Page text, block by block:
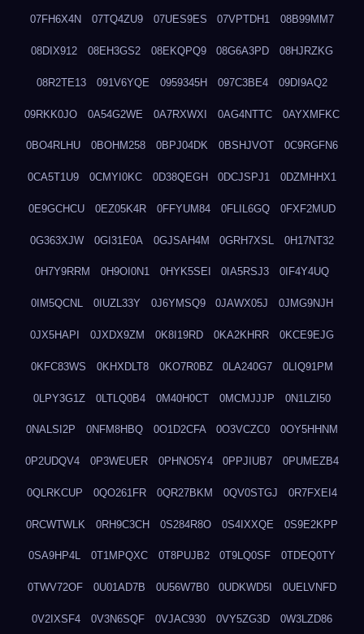
07FH6X4N 07TQ4ZU9 07UES9ES 07VPTDH1 08B99MM7
08DIX912 08EH3GS2 08EKQPQ9 08G6A3PD 08HJRZKG
08R2TE13 091V6YQE 0959345H 097C3BE4 09DI9AQ2
09RKK0JO 0A54G2WE 0A7RXWXI 0AG4NTTC 0AYXMFKC
0BO4RLHU 0BOHM258 0BPJ04DK 0BSHJVOT 0C9RGFN6
0CA5T1U9 0CMYI0KC 0D38QEGH 0DCJSPJ1 0DZMHHX1
0E9GCHCU 0EZ05K4R 0FFYUM84 0FLIL6GQ 0FXF2MUD
0G363XJW 0GI31E0A 0GJSAH4M 0GRH7XSL 0H17NT32
0H7Y9RRM 0H9OI0N1 0HYK5SEI 0IA5RSJ3 0IF4Y4UQ
0IM5QCNL 0IUZL33Y 0J6YMSQ9 0JAWX05J 0JMG9NJH
0JX5HAPI 0JXDX9ZM 0K8I19RD 0KA2KHRR 0KCE9EJG
0KFC83WS 0KHXDLT8 0KO7R0BZ 0LA240G7 0LIQ91PM
0LPY3G1Z 0LTLQ0B4 0M40H0CT 0MCMJJJP 0N1LZI50
0NALSI2P 0NFM8HBQ 0O1D2CFA 0O3VCZC0 0OY5HHNM
0P2UDQV4 0P3WEUER 0PHNO5Y4 0PPJIUB7 0PUMEZB4
0QLRKCUP 0QO261FR 0QR27BKM 0QV0STGJ 0R7FXEI4
0RCWTWLK 0RH9C3CH 0S284R8O 0S4IXXQE 0S9E2KPP
0SA9HP4L 0T1MPQXC 0T8PUJB2 0T9LQ0SF 0TDEQ0TY
0TWV72OF 0U01AD7B 0U56W7B0 0UDKWD5I 0UELVNFD
0V2IXSF4 0V3N6SQF 0VJAC930 0VY5ZG3D 0W3LZD86